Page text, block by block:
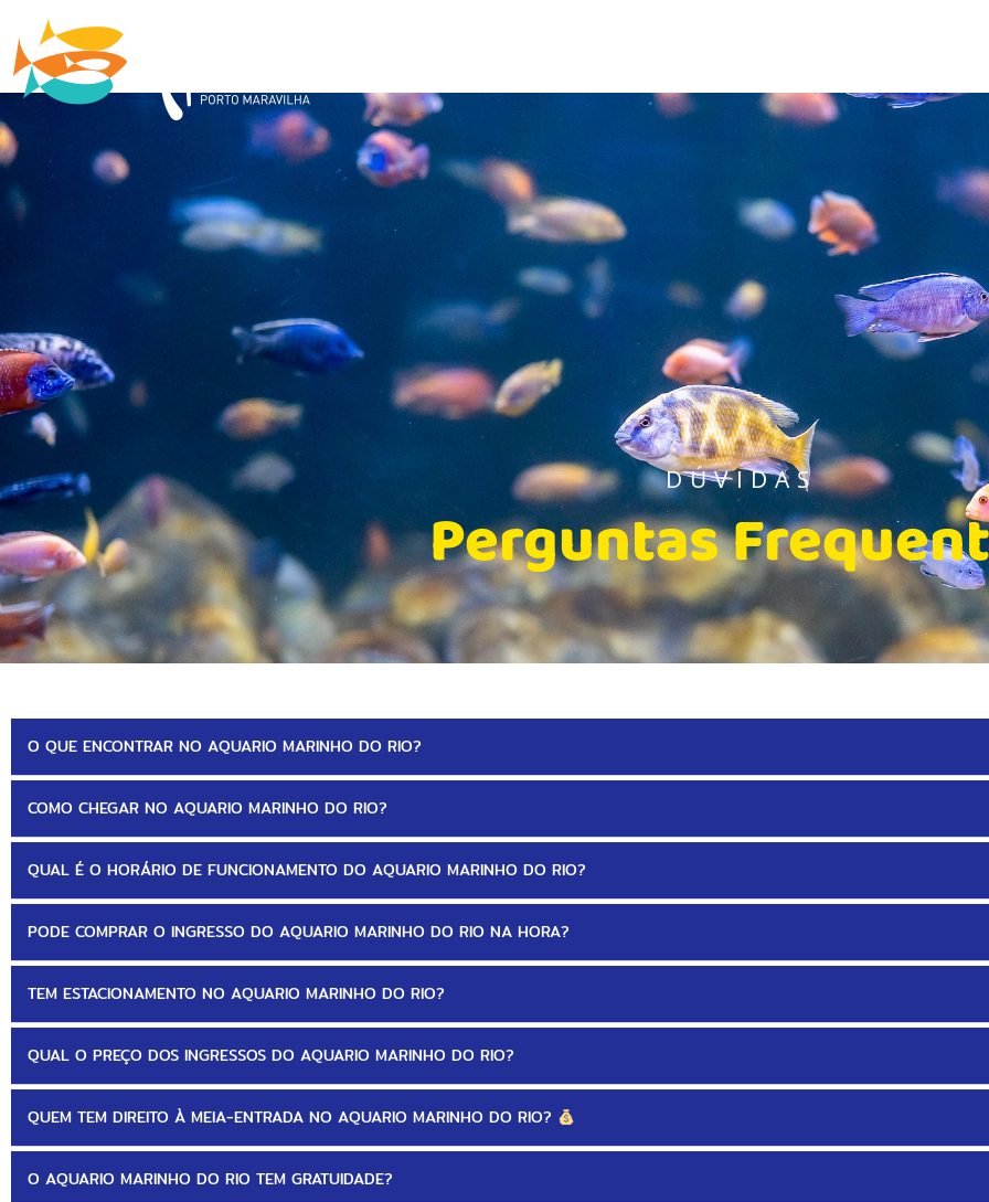
DÚVIDAS
Perguntas
O QUE ENCONTRAR NO AQUARIO MARINHO DO RIO?
COMO CHEGAR NO AQUARIO MARINHO DO RIO?
QUAL É O HORÁRIO DE FUNCIONAMENTO DO AQUARIO MARINHO DO RIO?
PODE COMPRAR O INGRESSO DO AQUARIO MARINHO DO RIO NA HORA?
TEM ESTACIONAMENTO NO AQUARIO MARINHO DO RIO?
QUAL O PREÇO DOS INGRESSOS DO AQUARIO MARINHO DO RIO?
QUEM TEM DIREITO À MEIA-ENTRADA NO AQUARIO MARINHO DO RIO?
O AQUARIO MARINHO DO RIO TEM GRATUIDADE?